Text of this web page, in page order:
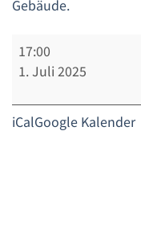
Haupt-
und
Finanzausschuss
17:00
1. Juli 2025
iCalGoogle Kalender